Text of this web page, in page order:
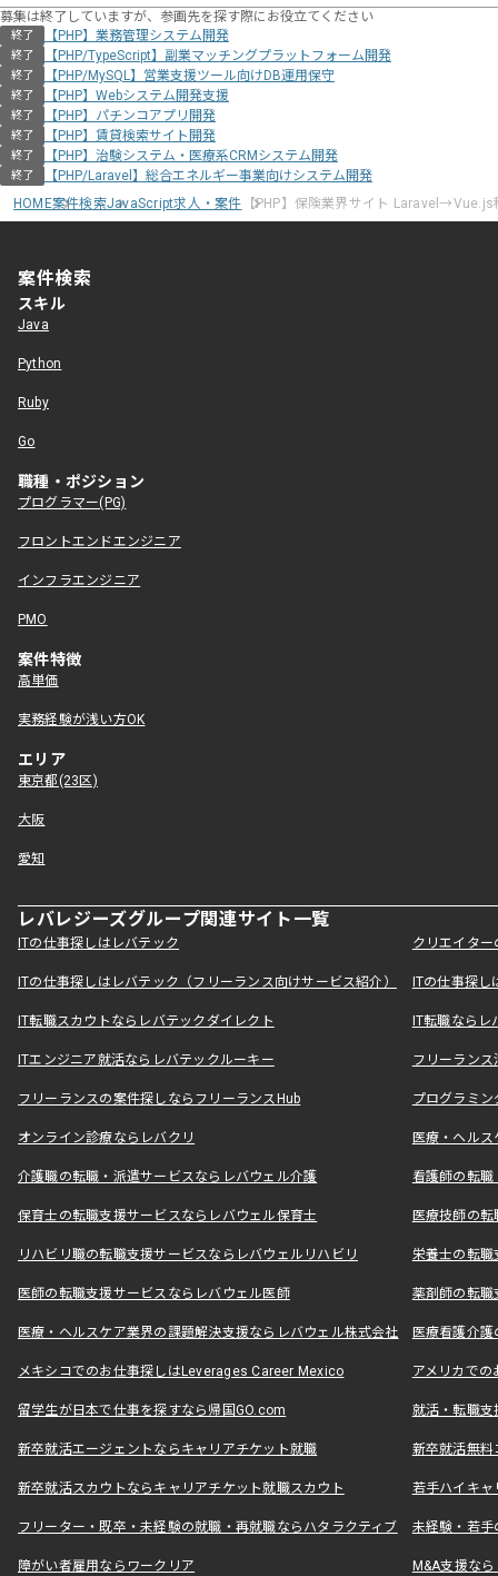
募集は終了していますが、参画先を探す際にお役立てください
終了 【PHP】業務管理システム開発
終了 【PHP/TypeScript】副業マッチングプラットフォーム開発
終了 【PHP/MySQL】営業支援ツール向けDB運用保守
終了 【PHP】Webシステム開発支援
終了 【PHP】パチンコアプリ開発
終了 【PHP】賃貸検索サイト開発
終了 【PHP】治験システム・医療系CRMシステム開発
終了
【PHP/Laravel】総合エネルギー事業向けシステム開発
HOME案件検索JavaScript求人・案件 【PHP】保険業界サイト Laravel→Vue.js
案件検索
スキル
Java
Python
Ruby
Go
職種・ポジション
プログラマー(PG)
フロントエンドエンジニア
インフラエンジニア
PMO
案件特徴
高単価
実務経験が浅い方OK
エリア
東京都(23区)
大阪
愛知
レバレジーズグループ関連サイト一覧
ITの仕事探しはレバテック クリエイタ
ITの仕事探しはレバテック（フリーランス向けサービス紹介） ITの仕事探
IT転職スカウトならレバテックダイレクト IT転職なら
ITエンジニア就活ならレバテックルーキー フリーラン
フリーランスの案件探しならフリーランスHub プログラミ
オンライン診療ならレバクリ 医療・ヘル
介護職の転職・派遣サービスならレバウェル介護 看護師の転
保育士の転職支援サービスならレバウェル保育士 医療技師の
リハビリ職の転職支援サービスならレバウェルリハビリ 栄養士の転
医師の転職支援サービスならレバウェル医師 薬剤師の転
医療・ヘルスケア業界の課題解決支援ならレバウェル株式会社 医療看護介
メキシコでのお仕事探しはLeverages Career Mexico アメリカで
留学生が日本で仕事を探すなら帰国GO.com 就活・転職
新卒就活エージェントならキャリアチケット就職 新卒就活無料
新卒就活スカウトならキャリアチケット就職スカウト 若手ハイキ
フリーター・既卒・未経験の就職・再就職ならハタラクティブ 未経験・若手
障がい者雇用ならワークリア M&A支援な